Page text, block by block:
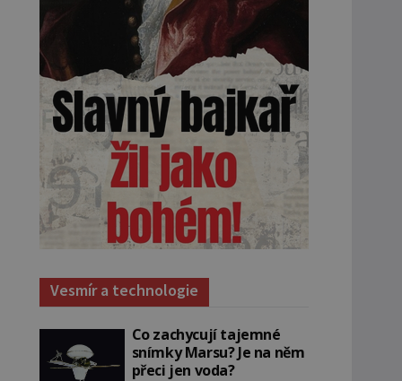
Vesmír a technologie
Co zachycují tajemné
snímky Marsu? Je na něm
přeci jen voda?